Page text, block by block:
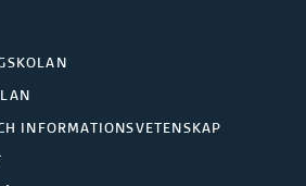
INFORMATIONSVETENSKAP